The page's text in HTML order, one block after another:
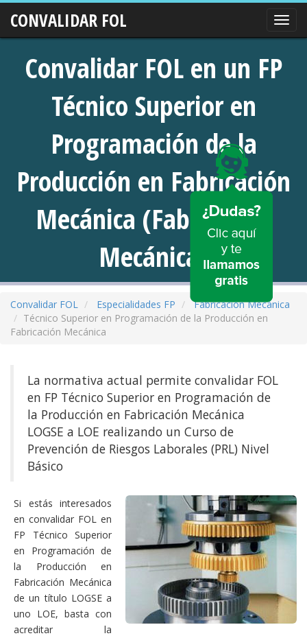
CONVALIDAR FOL
Convalidar FOL en un FP
Técnico Superior en
Programación de la
Producción en Fabricación
Mecánica (Fabricación
Mecánica)
Convalidar FOL Especialidades FP
Fabricación Mecánica
Técnico Superior en Programación de la Producción en
Fabricación Mecánica
La normativa actual permite convalidar FOL
en FP Técnico Superior en Programación de
la Producción en Fabricación Mecánica
LOGSE a LOE realizando un Curso de
Prevención de Riesgos Laborales (PRL) Nivel
Básico
Si estás interesados
en convalidar FOL en
FP Técnico Superior
en Programación de
la Producción en
Fabricación Mecánica
de un título LOGSE a
uno LOE, basta con
acreditar la